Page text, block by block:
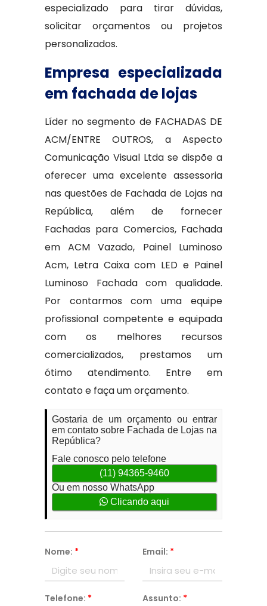
especializado para tirar dúvidas,
solicitar orçamentos ou projetos
personalizados.
Empresa especializada
em fachada de lojas
Líder no segmento de FACHADAS DE
ACM/ENTRE OUTROS, a Aspecto
Comunicação Visual Ltda se dispõe a
oferecer uma excelente assessoria
nas questões de Fachada de Lojas na
República, além de fornecer
Fachadas para Comercios, Fachada
em ACM Vazado, Painel Luminoso
Acm, Letra Caixa com LED e Painel
Luminoso Fachada com qualidade.
Por contarmos com uma equipe
profissional competente e equipada
com os melhores recursos
comercializados, prestamos um
ótimo atendimento. Entre em
contato e faça um orçamento.
Gostaria de um orçamento ou entrar
em contato sobre Fachada de Lojas na
República?
Fale conosco pelo telefone
(11) 94365-9460
Ou em nosso WhatsApp
Clicando aqui
Nome: * Email: *
Telefone: * Assunto: *